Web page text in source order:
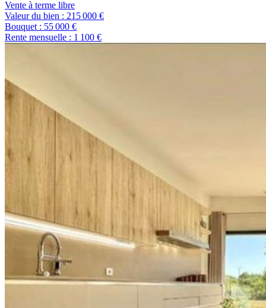
Vente à terme libre
Valeur du bien : 215 000 €
Bouquet : 55 000 €
Rente mensuelle : 1 100 €